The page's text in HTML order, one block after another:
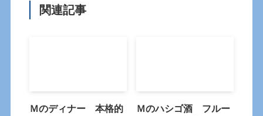
関連記事
Ｍのディナー 本格的
Ｍのハシゴ酒 フルー